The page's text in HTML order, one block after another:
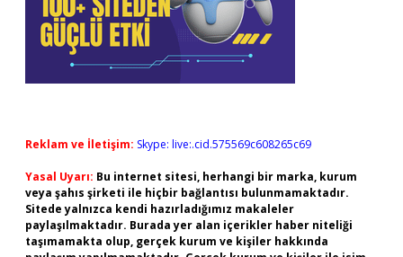
Reklam ve İletişim: Skype: live:.cid.575569c608265c69
Yasal Uyarı: Bu internet sitesi, herhangi bir marka, kurum
veya şahıs şirketi ile hiçbir bağlantısı bulunmamaktadır.
Sitede yalnızca kendi hazırladığımız makaleler
paylaşılmaktadır. Burada yer alan içerikler haber niteliği
taşımamakta olup, gerçek kurum ve kişiler hakkında